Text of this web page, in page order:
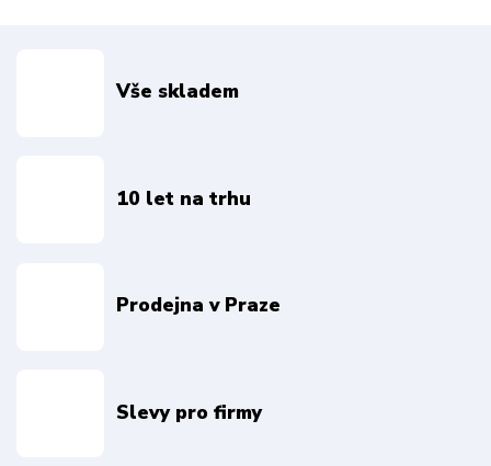
Vše skladem
10 let na trhu
Prodejna v Praze
Slevy pro firmy